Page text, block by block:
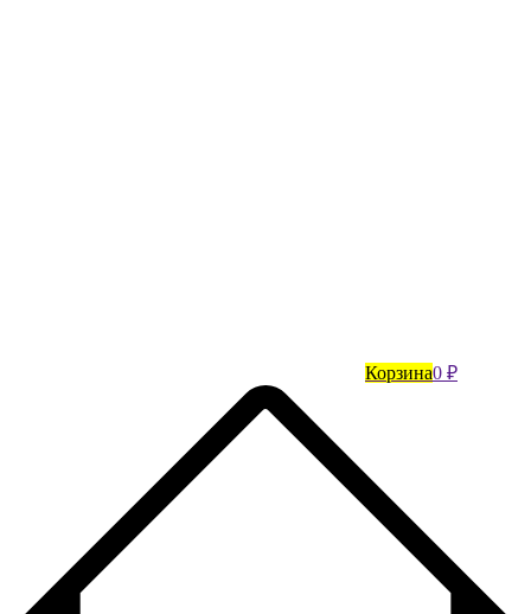
Корзина0 ₽